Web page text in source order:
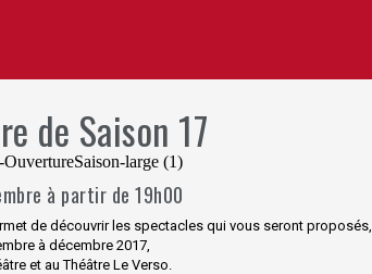
de Saison 17
à partir de 19h00
de découvrir les spectacles qui vous seront proposés,
à décembre 2017,
et au Théâtre Le Verso.